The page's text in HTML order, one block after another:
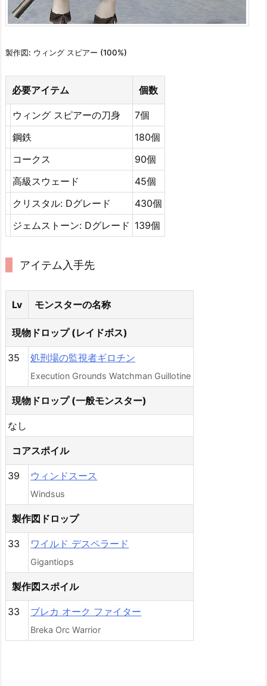
製作図: ウィング スピアー (100%)
必要アイテム 個数
ウィング スピアーの刀身
7個
鋼鉄
180個
コークス
90個
高級スウェード
45個
クリスタル: Dグレード
430個
ジェムストーン: Dグレード 139個
アイテム入手先
Lv モンスターの名称
現物ドロップ (レイドボス)
35 処刑場の監視者ギロチン
Execution Grounds Watchman Guillotine
現物ドロップ (一般モンスター)
なし
コアスポイル
39 ウィンドスース
Windsus
製作図ドロップ
33 ワイルド デスペラード
Gigantiops
製作図スポイル
33 ブレカ オーク ファイター
Breka Orc Warrior